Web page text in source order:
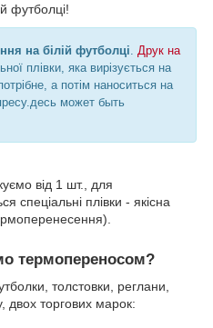
футболці!
на білій футболці
Друк на
плівки, яка вирізується на
а потім наноситься на
может быть
від 1 шт., для
спеціальні плівки - якісна
термопереносом?
толстовки, реглани,
двох торгових марок: